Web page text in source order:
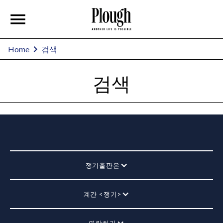
Home 검색
검색
쟁기출판은
계간 <쟁기>